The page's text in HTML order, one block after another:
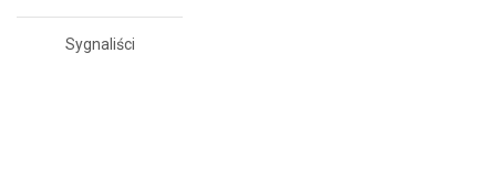
Sygnaliści